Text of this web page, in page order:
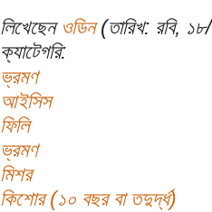
লিখেছেন ওডিন(তারিখ: রবি,
ক্যাটেগরি:
ভ্রমণ
আইসিস
ফিলি
ভ্রমণ
মিশর
কিশোর (১০ বছর বা তদুর্দ্ধ)